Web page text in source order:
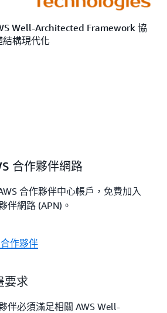
Well-Architected Framework 協
結構現代化
合作夥伴網路
合作夥伴中心帳戶，免費加入
伴網路 (APN)。
作夥伴
要求
伴必須滿足相關 AWS Well-